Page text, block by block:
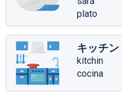
plato
キッチン
kitchin
cocina